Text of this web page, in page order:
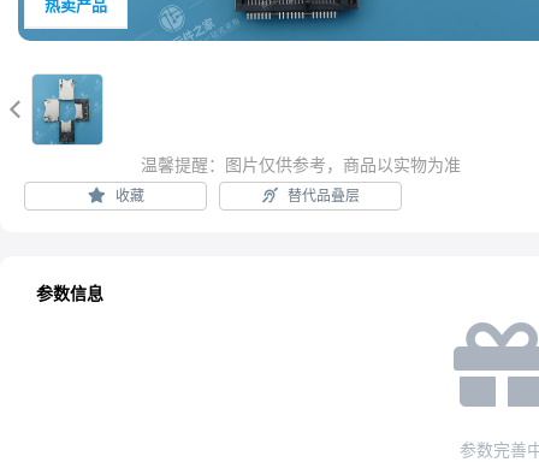

温馨提醒：图片仅供参考，商品以实物为准
收藏 替代品叠层
参数信息
参数完善
热卖产品